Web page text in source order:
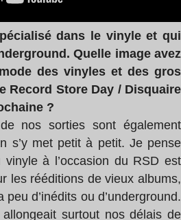
dans le vinyle et qui
Quelle image avez
des vinyles et des gros
Record Store Day / Disquaire
?
nos sorties sont également
s’y met petit à petit. Je pense
à l’occasion du RSD est
les rééditions de vieux albums,
peu d’inédits ou d’underground.
surtout nos délais de